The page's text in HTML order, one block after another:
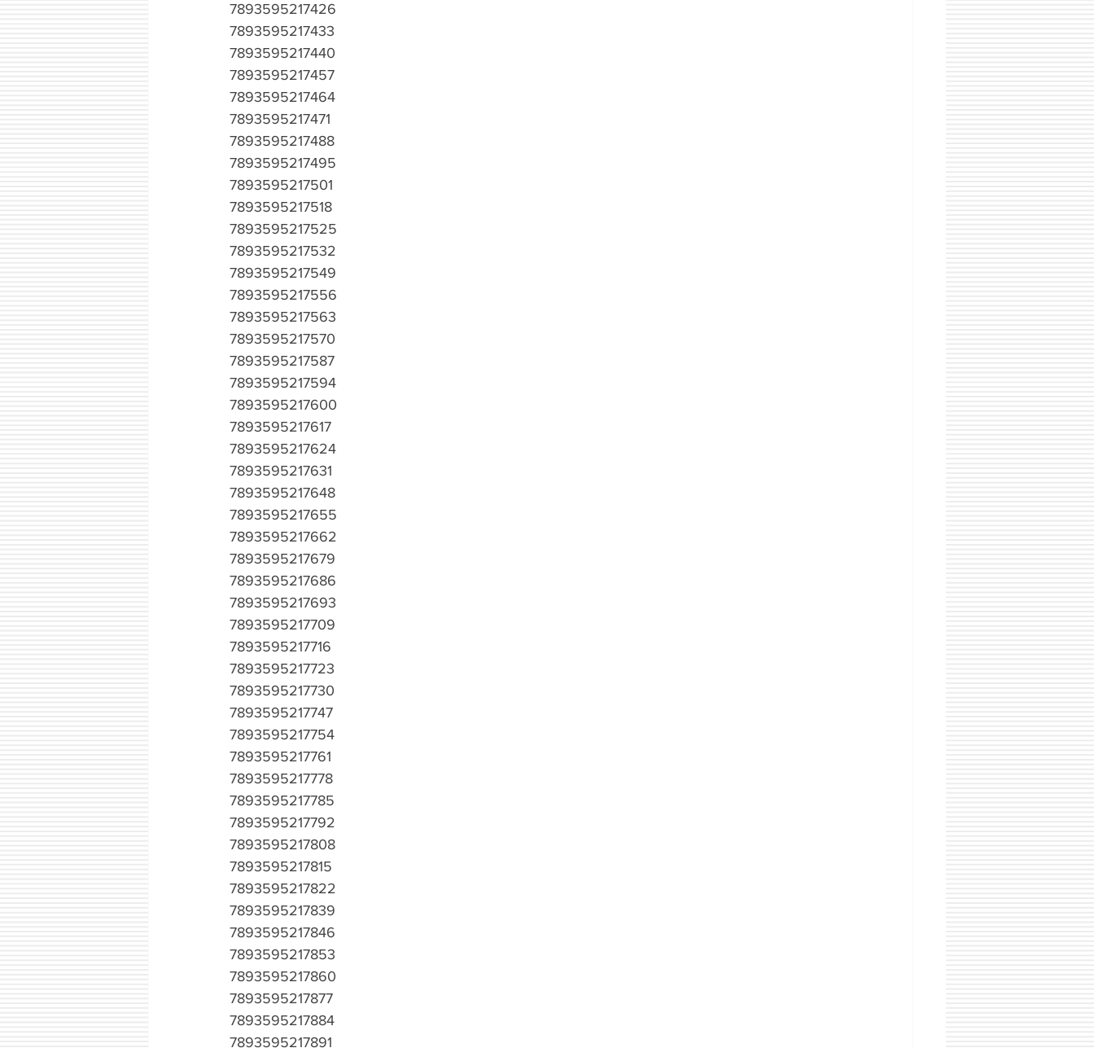
7893595217426
7893595217433
7893595217440
7893595217457
7893595217464
7893595217471
7893595217488
7893595217495
7893595217501
7893595217518
7893595217525
7893595217532
7893595217549
7893595217556
7893595217563
7893595217570
7893595217587
7893595217594
7893595217600
7893595217617
7893595217624
7893595217631
7893595217648
7893595217655
7893595217662
7893595217679
7893595217686
7893595217693
7893595217709
7893595217716
7893595217723
7893595217730
7893595217747
7893595217754
7893595217761
7893595217778
7893595217785
7893595217792
7893595217808
7893595217815
7893595217822
7893595217839
7893595217846
7893595217853
7893595217860
7893595217877
7893595217884
7893595217891